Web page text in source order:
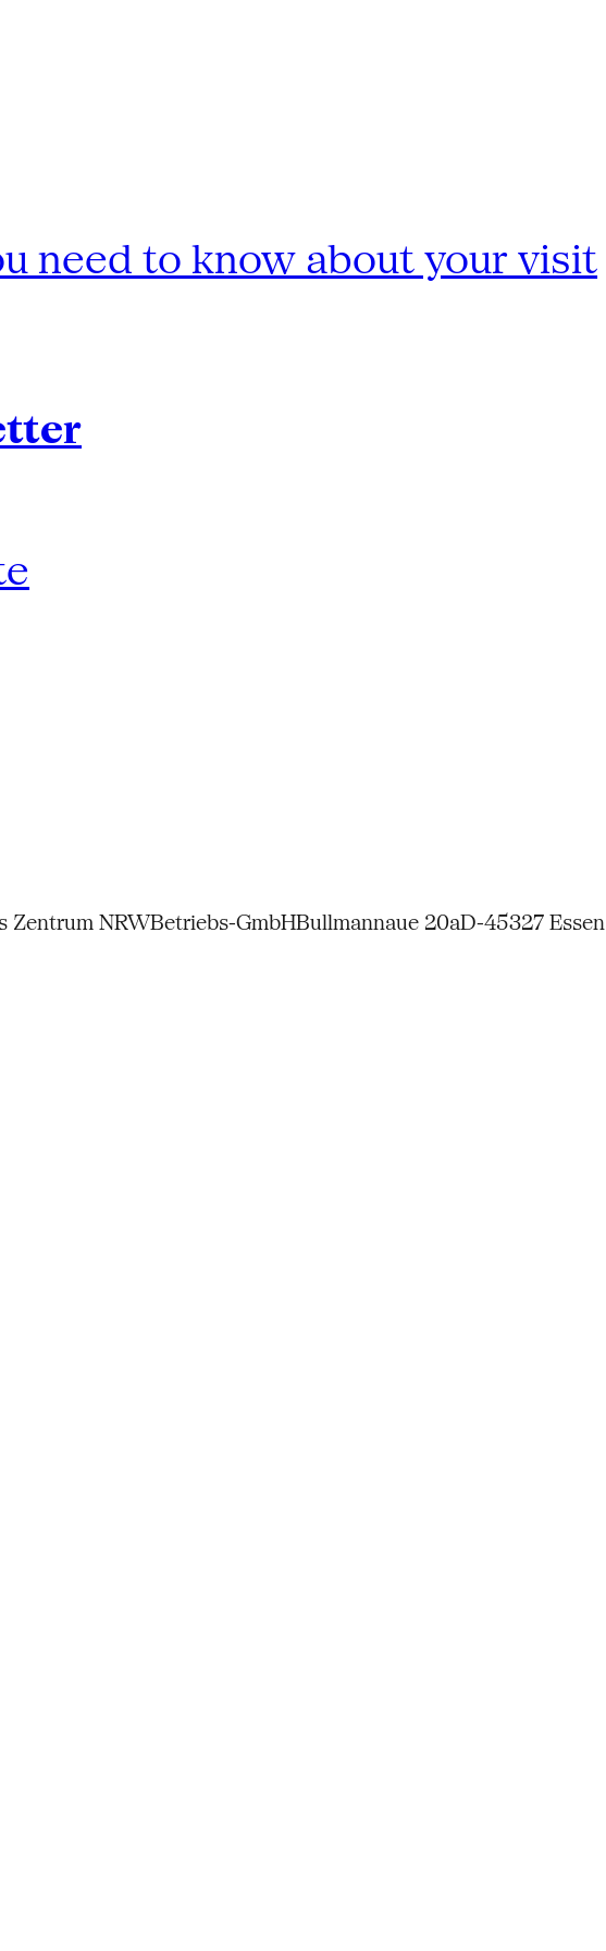
need to know about your visit
Zentrum NRWBetriebs-GmbHBullmannaue 20aD-45327 Essen